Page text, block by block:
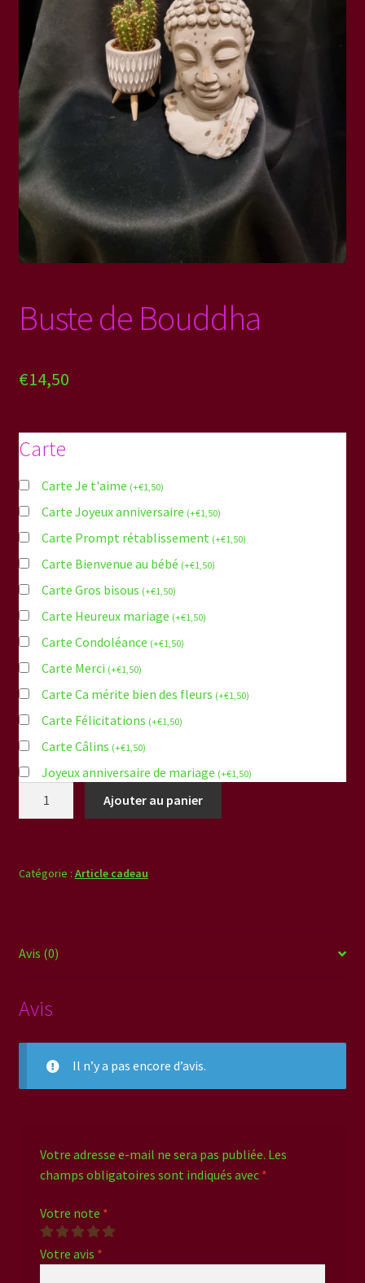
Contact
Politique de confidentialité
Buste de Bouddha
€14,50
Carte
Carte Je t'aime (+€1,50)
Carte Joyeux anniversaire (+€1,50)
Carte Prompt rétablissement (+€1,50)
Carte Bienvenue au bébé (+€1,50)
Carte Gros bisous (+€1,50)
Carte Heureux mariage (+€1,50)
Carte Condoléance (+€1,50)
Carte Merci (+€1,50)
Carte Ca mérite bien des fleurs (+€1,50)
Carte Félicitations (+€1,50)
Carte Câlins (+€1,50)
Joyeux anniversaire de mariage (+€1,50)
Bouddha
Ajouter au panier
Catégorie : Article cadeau
Avis (0)
Avis
Il n’y a pas encore d’avis.
Votre adresse e-mail ne sera pas publiée. Les
champs obligatoires sont indiqués avec *
Votre note *
Votre avis *